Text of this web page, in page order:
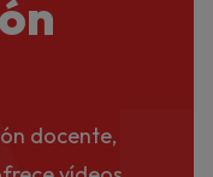
docente,